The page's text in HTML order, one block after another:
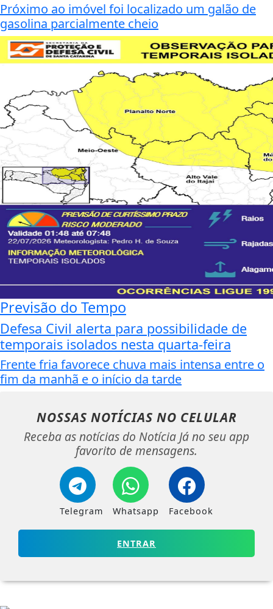
Próximo ao imóvel foi localizado um galão de
gasolina parcialmente cheio
Previsão do Tempo
Defesa Civil alerta para possibilidade de
temporais isolados nesta quarta-feira
Frente fria favorece chuva mais intensa entre o
fim da manhã e o início da tarde
NOSSAS NOTÍCIAS NO CELULAR
Receba as notícias do Notícia Já no seu app
favorito de mensagens.
Telegram Whatsapp Facebook
ENTRAR